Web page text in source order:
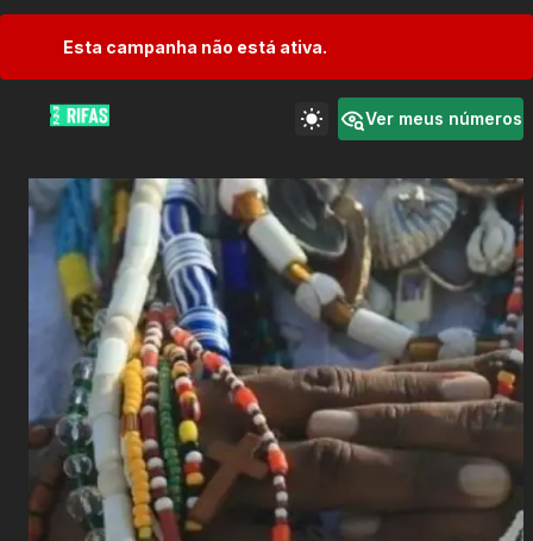
Esta campanha não está ativa.
Ver meus números